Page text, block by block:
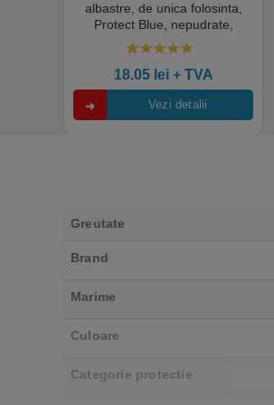
albastre, de unica folosinta,
Protect Blue, nepudrate,
100buc / cutie pentru medical,
HoReCa, saloane si domeniul
industrial, calitate premium
18.05 lei+ TVA
Vezi detalii
Greutate
Brand
Marime
Culoare
Categorie protectie